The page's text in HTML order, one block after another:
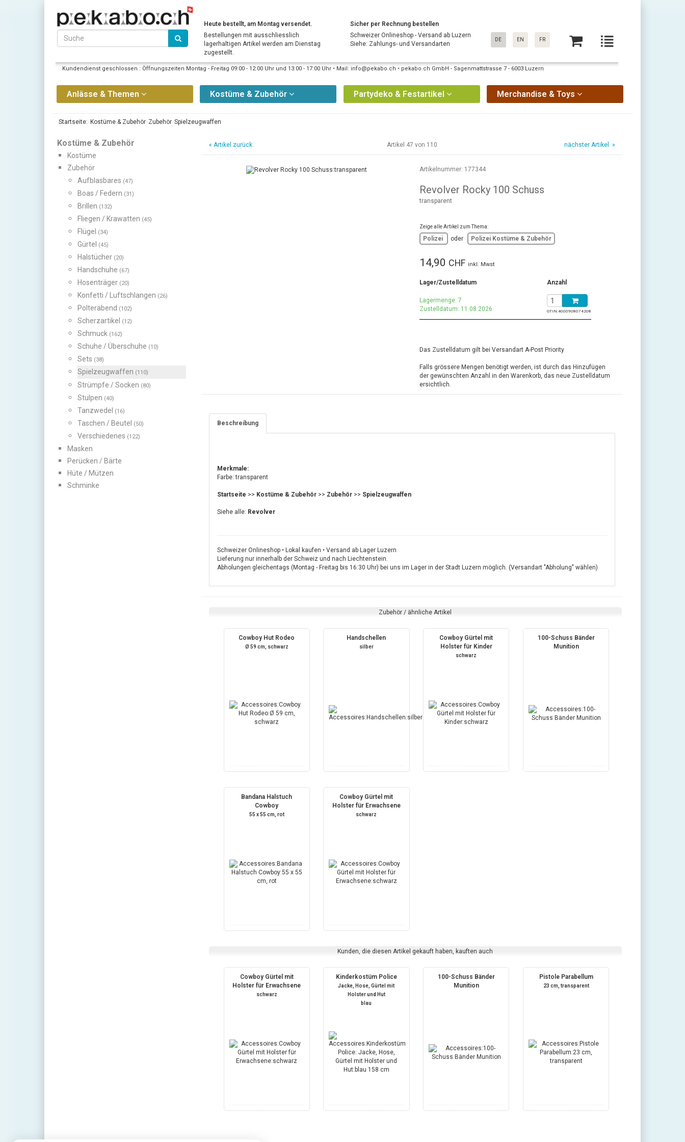
Heute bestellt, am Montag versendet.
Bestellungen mit ausschliesslich
lagerhaltigen Artikel werden am Dienstag
zugestellt.
Sicher per Rechnung bestellen
Schweizer Onlineshop - Versand ab Luzern
Siehe: Zahlungs- und Versandarten
DE EN FR
Kundendienst geschlossen : Öffnungszeiten Montag - Freitag 09:00 - 12:00 Uhr und 13:00 - 17:00 Uhr • Mail: info@pekabo.ch • pekabo.ch GmbH - Sagenmattstrasse 7 - 6003 Luzern
Anlässe & Themen Kostüme & Zubehör Partydeko & Festartikel Merchandise & Toys
Startseite: Kostüme & Zubehör Zubehör Spielzeugwaffen
Kostüme & Zubehör
Kostüme
Zubehör
Aufblasbares (47)
Boas / Federn (31)
Brillen (132)
Fliegen / Krawatten (45)
Flügel (34)
Gürtel (45)
Halstücher (20)
Handschuhe (67)
Hosenträger (20)
Konfetti / Luftschlangen (26)
Polterabend (102)
Scherzartikel (12)
Schmuck (162)
Schuhe / Überschuhe (10)
Sets (38)
Spielzeugwaffen (110)
Strümpfe / Socken (80)
Stulpen (40)
Tanzwedel (16)
Taschen / Beutel (50)
Verschiedenes (122)
Masken
Perücken / Bärte
Hüte / Mützen
Schminke
« Artikel zurück Artikel 47 von 110 nächster Artikel »
Artikelnummer: 177344
Revolver Rocky 100 Schuss
transparent
Zeige alle Artikel zum Thema:
Polizei oder Polizei Kostüme & Zubehör
14,90 CHF inkl. Mwst
Lager/Zustelldatum Anzahl
Lagermenge: 7
Zustelldatum: 11.08.2026
GTIN:4000908074208
Das Zustelldatum gilt bei Versandart A-Post Priority
Falls grössere Mengen benötigt werden, ist durch das Hinzufügen
der gewünschten Anzahl in den Warenkorb, das neue Zustelldatum
ersichtlich.
Beschreibung
Merkmale:
Farbe: transparent
Startseite >> Kostüme & Zubehör>> Zubehör >> Spielzeugwaffen
Siehe alle: Revolver
Schweizer Onlineshop • Lokal kaufen • Versand ab Lager Luzern
Lieferung nur innerhalb der Schweiz und nach Liechtenstein.
Abholungen gleichentags (Montag - Freitag bis 16:30 Uhr) bei uns im Lager in der Stadt Luzern möglich. (Versandart "Abholung" wählen)
Zubehör / ähnliche Artikel
Cowboy Hut Rodeo
Ø 59 cm, schwarz
Handschellen
silber
Cowboy Gürtel mit
Holster für Kinder
schwarz
100-Schuss Bänder
Munition
Bandana Halstuch
Cowboy
55 x 55 cm, rot
Cowboy Gürtel mit
Holster für Erwachsene
schwarz
Kunden, die diesen Artikel gekauft haben, kauften auch
Cowboy Gürtel mit
Holster für Erwachsene
schwarz
Kinderkostüm Police
Jacke, Hose, Gürtel mit
Holster und Hut
blau
100-Schuss Bänder
Munition
Pistole Parabellum
23 cm, transparent